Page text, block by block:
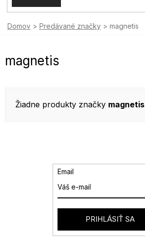
Domov Predávané značky magnetis
magnetis
Žiadne produkty značky magnetis
Email
PRIHLÁSIŤ SA